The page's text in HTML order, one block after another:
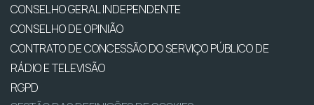
CONSELHO GERAL INDEPENDENTE
CONSELHO DE OPINIÃO
CONTRATO DE CONCESSÃO DO SERVIÇO PÚBLICO DE
RÁDIO E TELEVISÃO
RGPD